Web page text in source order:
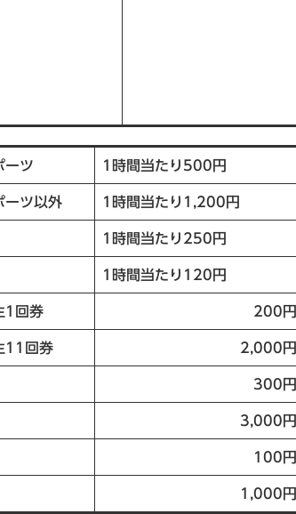
ーツ 1時間当たり500円
ーツ以外 1時間当たり1,200円
1時間当たり250円
1時間当たり120円
1回券 200円
11回券 2,000円
300円
3,000円
100円
1,000円